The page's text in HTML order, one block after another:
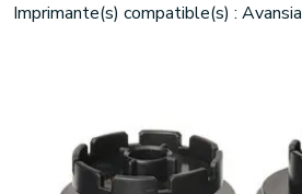
Imprimante(s) compatible(s) : Avansia